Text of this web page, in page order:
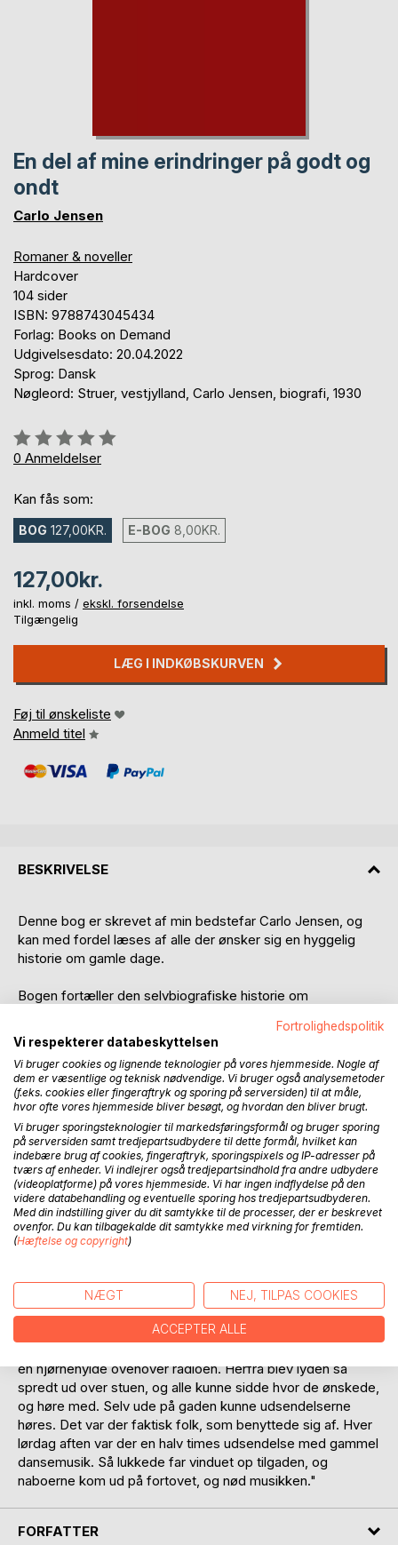
En del af mine erindringer på godt og
ondt
Carlo Jensen
Romaner & noveller
Hardcover
104 sider
ISBN: 9788743045434
Forlag: Books on Demand
Udgivelsesdato: 20.04.2022
Sprog: Dansk
Nøgleord: Struer, vestjylland, Carlo Jensen, biografi, 1930
Anmeldelse::
0%
0 Anmeldelser
Kan fås som:
BOG 127,00KR. E-BOG 8,00KR.
127,00kr.
inkl. moms / ekskl. forsendelse
Tilgængelig
LÆG I INDKØBSKURVEN
Føj til ønskeliste
Anmeld titel
BESKRIVELSE
Denne bog er skrevet af min bedstefar Carlo Jensen, og
kan med fordel læses af alle der ønsker sig en hyggelig
historie om gamle dage.
Bogen fortæller den selvbiografiske historie om
vestjyske by Struer, ved limfjorden.
Teksten er sat i Courier og formateret som oprindelig
udført. Enkelte tastefejl er rettet, ellers fremstår bogen
som skrevet.
"Det har været omkring 1930, og en bil var et ret sjældent
syn i Struer. Jeg husker at smedemester Trudsø, der
boede i Smedegade hvor nu biblioteket ligger, havde en
Ford. Dengang var nummerpladerne opdelt amtsvis. Alle
biler i Ringkøbing Amt, havde således Ø foran nummeret.
Trudsøs Ford havde nr. Ø 3. Så noget udbredt fænomen
"Far havde købt en Phillips radio, og, - det var sensationen,
-den kørte på strøm, og var med løs højttaler. En
en hjørnehylde ovenover radioen. Herfra blev lyden så
spredt ud over stuen, og alle kunne sidde hvor de ønskede,
og høre med. Selv ude på gaden kunne udsendelserne
høres. Det var der faktisk folk, som benyttede sig af. Hver
lørdag aften var der en halv times udsendelse med gammel
dansemusik. Så lukkede far vinduet op tilgaden, og
naboerne kom ud på fortovet, og nød musikken."
FORFATTER
Fortrolighedspolitik
Vi respekterer databeskyttelsen
Vi bruger cookies og lignende teknologier på vores hjemmeside. Nogle af
dem er væsentlige og teknisk nødvendige. Vi bruger også analysemetoder
(f.eks. cookies eller fingeraftryk og sporing på serversiden) til at måle,
hvor ofte vores hjemmeside bliver besøgt, og hvordan den bliver brugt.
Vi bruger sporingsteknologier til markedsføringsformål og bruger sporing
på serversiden samt tredjepartsudbydere til dette formål, hvilket kan
indebære brug af cookies, fingeraftryk, sporingspixels og IP-adresser på
tværs af enheder. Vi indlejrer også tredjepartsindhold fra andre udbydere
(videoplatforme) på vores hjemmeside. Vi har ingen indflydelse på den
videre databehandling og eventuelle sporing hos tredjepartsudbyderen.
Med din indstilling giver du dit samtykke til de processer, der er beskrevet
ovenfor. Du kan tilbagekalde dit samtykke med virkning for fremtiden.
(Hæftelse og copyright)
NÆGT NEJ, TILPAS COOKIES
ACCEPTER ALLE